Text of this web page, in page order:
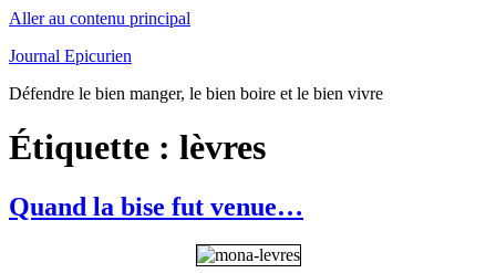
Aller au contenu principal
Journal Epicurien
Défendre le bien manger, le bien boire et le bien vivre
Étiquette : lèvres
Quand la bise fut venue…